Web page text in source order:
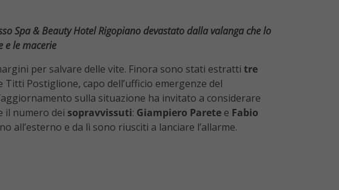
Spa & Beauty Hotel Rigopiano devastato dalla valanga che lo
e le macerie
per salvare delle vite. Finora sono stati estratti tre
Titti Postiglione, capo dell’ufficio emergenze del
sulla situazione ha invitato a considerare
il numero dei sopravvissuti: Giampiero Parete e Fabio
all’esterno e da lì sono riusciti a lanciare l’allarme.